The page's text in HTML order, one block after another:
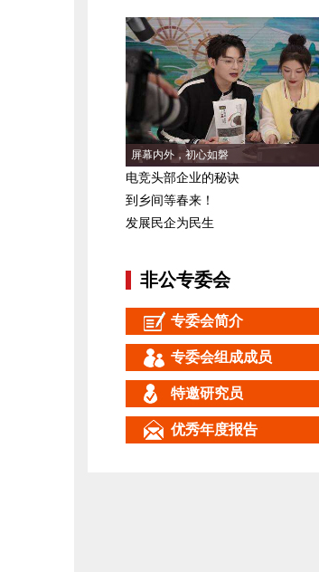
屏幕内外，初心如磐
电竞头部企业的秘诀
到乡间等春来！
发展民企为民生
非公专委会
专委会简介
专委会组成成员
特邀研究员
优秀年度报告